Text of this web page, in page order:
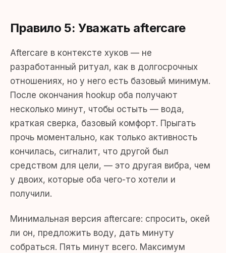
Правило 5: Уважать aftercare
Aftercare в контексте хуков — не
разработанный ритуал, как в долгосрочных
отношениях, но у него есть базовый минимум.
После окончания hookup оба получают
несколько минут, чтобы остыть — вода,
краткая сверка, базовый комфорт. Прыгать
прочь моментально, как только активность
кончилась, сигналит, что другой был
средством для цели, — это другая вибра, чем
у двоих, которые оба чего-то хотели и
получили.
Минимальная версия aftercare: спросить, окей
ли он, предложить воду, дать минуту
собраться. Пять минут всего. Максимум